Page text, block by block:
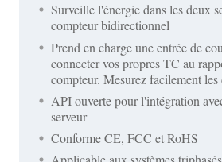
Surveille l'énergie dans les deux
compteur bidirectionnel
Prend en charge une entrée de
connecter vos propres TC au
compteur. Mesurez facilement les
API ouverte pour l'intégration
serveur
Conforme CE, FCC et RoHS